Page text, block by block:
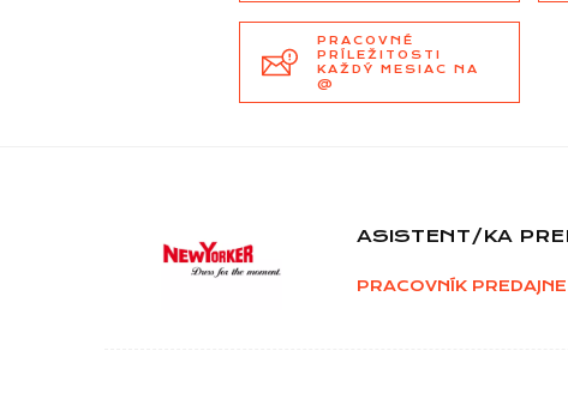
PRACOVNÉ
PRÍLEŽITOSTI
KAŽDÝ MESIAC NA
@
ASISTENT/KA
PRACOVNÍK PREDAJNE